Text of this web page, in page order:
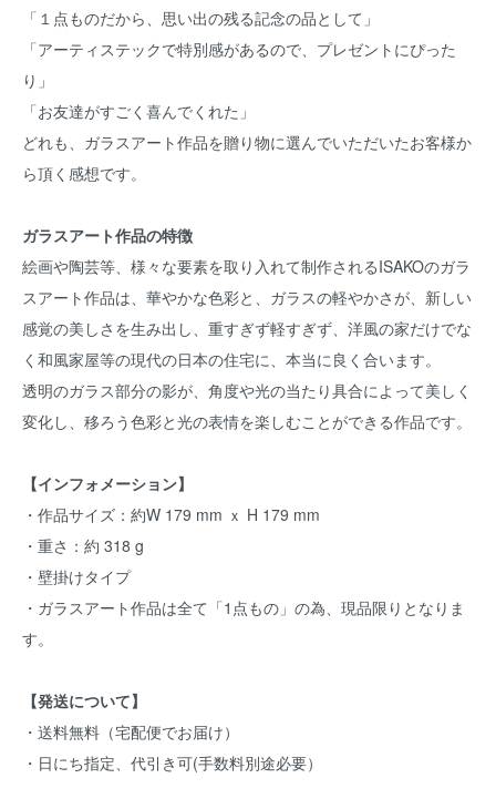
「１点ものだから、思い出の残る記念の品として」
「アーティステックで特別感があるので、プレゼントにぴった
り」
「お友達がすごく喜んでくれた」
どれも、ガラスアート作品を贈り物に選んでいただいたお客様か
ら頂く感想です。
ガラスアート作品の特徴
絵画や陶芸等、様々な要素を取り入れて制作されるISAKOのガラ
スアート作品は、華やかな色彩と、ガラスの軽やかさが、新しい
感覚の美しさを生み出し、重すぎず軽すぎず、洋風の家だけでな
く和風家屋等の現代の日本の住宅に、本当に良く合います。
透明のガラス部分の影が、角度や光の当たり具合によって美しく
変化し、移ろう色彩と光の表情を楽しむことができる作品です。
【インフォメーション】
・作品サイズ：約W 179 mm ｘ H 179 mm
・重さ：約 318 g
・壁掛けタイプ
・ガラスアート作品は全て「1点もの」の為、現品限りとなりま
す。
【発送について】
・送料無料（宅配便でお届け）
・日にち指定、代引き可(手数料別途必要）